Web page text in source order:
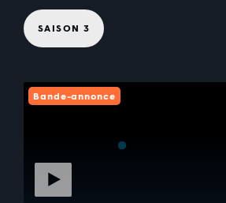
SAISON 3
Bande-annonce